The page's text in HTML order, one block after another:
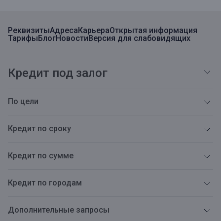
РеквизитыАдресаКарьераОткрытая информация
ТарифыБлогНовостиВерсия для слабовидящих
Кредит под залог
По цели
Кредит по сроку
Кредит по сумме
Кредит по городам
Дополнительные запросы